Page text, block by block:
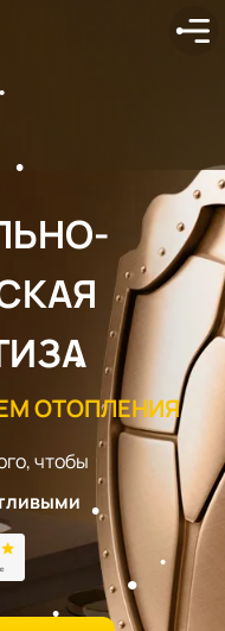
ОТОПЛЕНИЯ
чтобы